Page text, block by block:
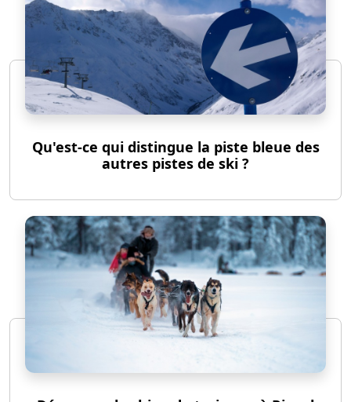
Qu'est-ce qui distingue la piste bleue des
autres pistes de ski ?